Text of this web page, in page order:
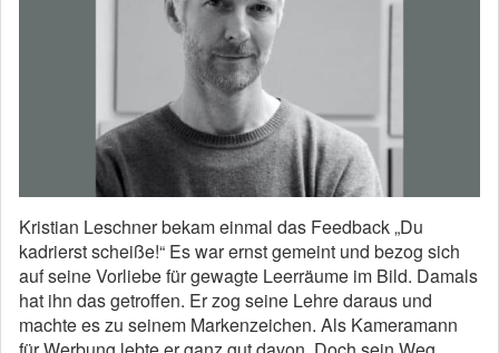
Kristian Leschner bekam einmal das Feedback „Du
kadrierst scheiße!“ Es war ernst gemeint und bezog sich
auf seine Vorliebe für gewagte Leerräume im Bild. Damals
hat ihn das getroffen. Er zog seine Lehre daraus und
machte es zu seinem Markenzeichen. Als Kameramann